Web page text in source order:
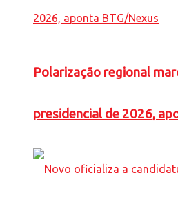
Polarização regional
presidencial de 2026,